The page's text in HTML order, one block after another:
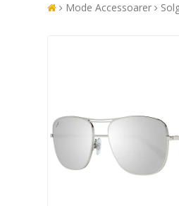
Mode Accessoarer